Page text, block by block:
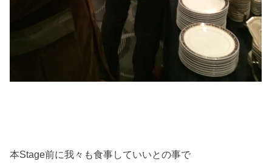
本Stage前に我々も食事していいとの事で